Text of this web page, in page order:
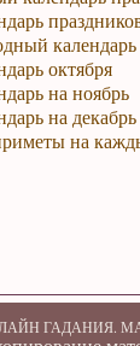
календарь
октября
на ноябрь
на декабрь
на
ГАДАНИЯ.